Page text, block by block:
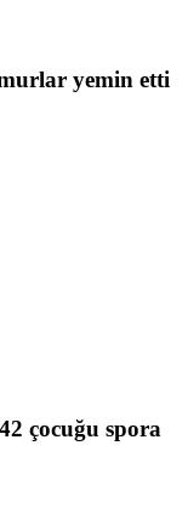
yemin etti
çocuğu spora